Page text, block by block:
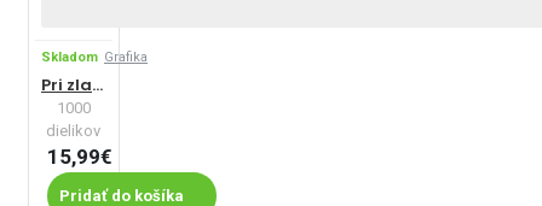
Skladom Grafika
Pri zlatých brehoch
1000
dielikov
15,99€
Pridať do košíka